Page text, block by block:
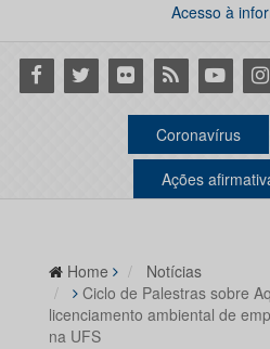
Acesso à
Facebook
Twitter Flickr RSS Youtube
Coronavírus
Ações
Home
Notícias
Ciclo de Palestras sobre
licenciamento ambiental de
na UFS